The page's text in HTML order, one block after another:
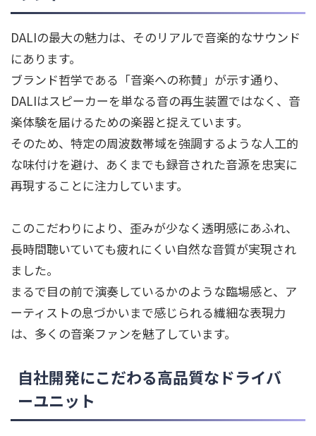
DALIの最大の魅力は、そのリアルで音楽的なサウンド
にあります。
ブランド哲学である「音楽への称賛」が示す通り、
DALIはスピーカーを単なる音の再生装置ではなく、音
楽体験を届けるための楽器と捉えています。
そのため、特定の周波数帯域を強調するような人工的
な味付けを避け、あくまでも録音された音源を忠実に
再現することに注力しています。
このこだわりにより、歪みが少なく透明感にあふれ、
長時間聴いていても疲れにくい自然な音質が実現され
ました。
まるで目の前で演奏しているかのような臨場感と、ア
ーティストの息づかいまで感じられる繊細な表現力
は、多くの音楽ファンを魅了しています。
自社開発にこだわる高品質なドライバ
ーユニット